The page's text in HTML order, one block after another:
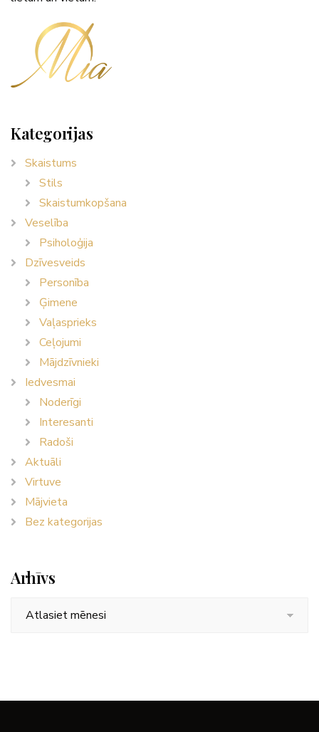
Kategorijas
Skaistums
Stils
Skaistumkopšana
Veselība
Psiholoģija
Dzīvesveids
Personība
Ģimene
Vaļasprieks
Ceļojumi
Mājdzīvnieki
Iedvesmai
Noderīgi
Interesanti
Radoši
Aktuāli
Virtuve
Mājvieta
Bez kategorijas
Arhīvs
Arhīvs